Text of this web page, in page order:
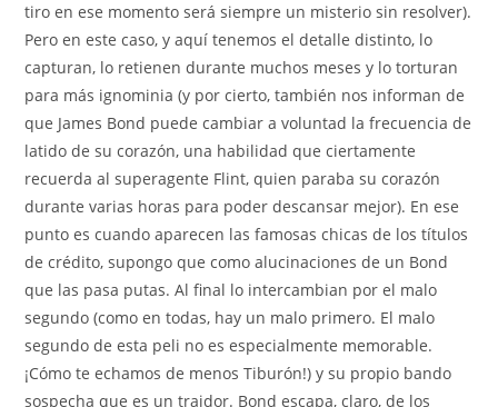
tiro en ese momento será siempre un misterio sin resolver).
Pero en este caso, y aquí tenemos el detalle distinto, lo
capturan, lo retienen durante muchos meses y lo torturan
para más ignominia (y por cierto, también nos informan de
que James Bond puede cambiar a voluntad la frecuencia de
latido de su corazón, una habilidad que ciertamente
recuerda al superagente Flint, quien paraba su corazón
durante varias horas para poder descansar mejor). En ese
punto es cuando aparecen las famosas chicas de los títulos
de crédito, supongo que como alucinaciones de un Bond
que las pasa putas. Al final lo intercambian por el malo
segundo (como en todas, hay un malo primero. El malo
segundo de esta peli no es especialmente memorable.
¡Cómo te echamos de menos Tiburón!) y su propio bando
sospecha que es un traidor. Bond escapa, claro, de los